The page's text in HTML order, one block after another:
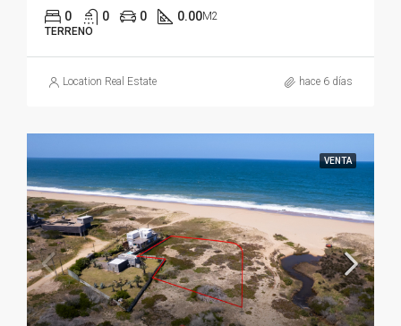
0 0 0 0.00M2
TERRENO
Location Real Estate hace 6 días
VENTA